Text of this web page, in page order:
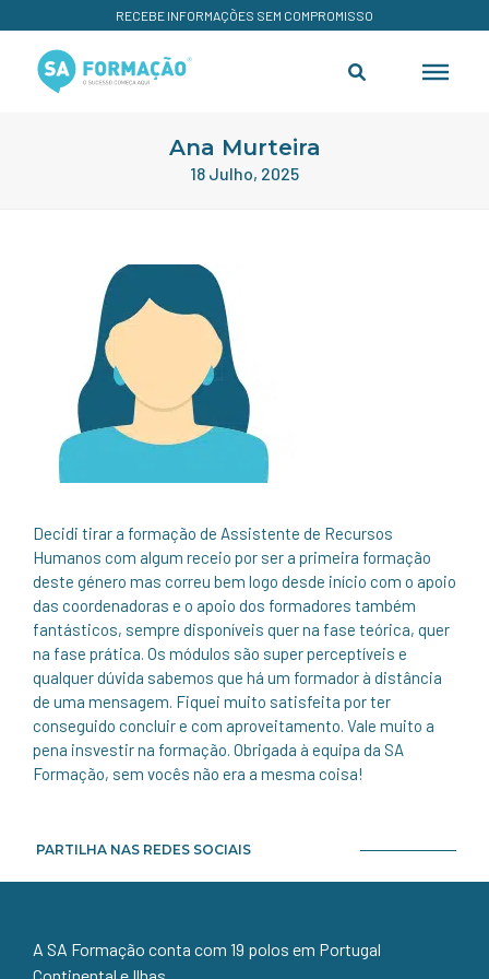
RECEBE INFORMAÇÕES SEM COMPROMISSO
Ana Murteira
18 Julho, 2025
Decidi tirar a formação de Assistente de Recursos
Humanos com algum receio por ser a primeira formação
deste género mas correu bem logo desde início com o apoio
das coordenadoras e o apoio dos formadores também
fantásticos, sempre disponíveis quer na fase teórica, quer
na fase prática. Os módulos são super perceptíveis e
qualquer dúvida sabemos que há um formador à distância
de uma mensagem. Fiquei muito satisfeita por ter
conseguido concluir e com aproveitamento. Vale muito a
pena insvestir na formação. Obrigada à equipa da SA
Formação, sem vocês não era a mesma coisa!
PARTILHA NAS REDES SOCIAIS
A SA Formação conta com 19 polos em Portugal
Continental e Ilhas.